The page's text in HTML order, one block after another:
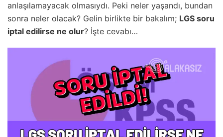
anlaşılamayacak olmasıydı. Peki neler yaşandı, bundan
sonra neler olacak? Gelin birlikte bir bakalım; LGS soru
iptal edilirse ne olur? İşte cevabı…